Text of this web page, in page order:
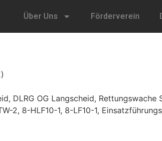
Über Uns Förderverein
DLRG OG Langscheid, Rettungswache
2, 8-HLF10-1, 8-LF10-1,